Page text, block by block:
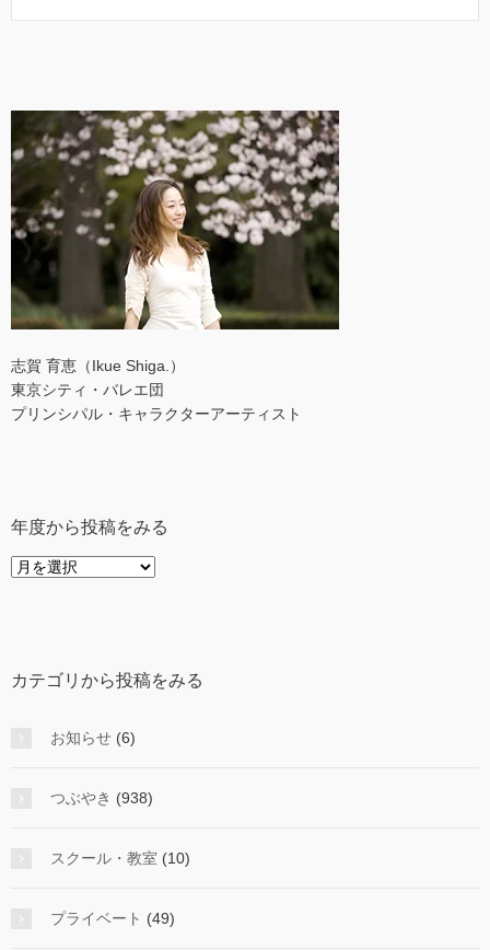
志賀 育恵（Ikue Shiga.）
東京シティ・バレエ団
プリンシパル・キャラクターアーティスト
年度から投稿をみる
年
稿
み
カテゴリから投稿をみる
お知らせ (6)
つぶやき (938)
スクール・教室 (10)
プライベート (49)